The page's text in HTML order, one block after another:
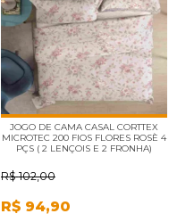
JOGO DE CAMA CASAL CORTTEX
MICROTEC 200 FIOS FLORES ROSÈ 4
PÇS ( 2 LENÇOIS E 2 FRONHA)
R$ 102,00
R$ 94,90